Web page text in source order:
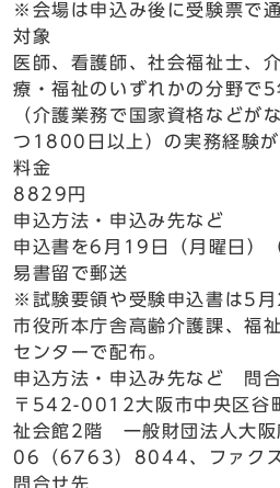
※会場は申込み後に受験票で通
対象
医師、看護師、社会福祉士、
療・福祉のいずれかの分野で
（介護業務で国家資格などが
つ1800日以上）の実務経験
料金
8829円
申込方法・申込み先など
申込書を6月19日（月曜日）
易書留で郵送
※試験要領や受験申込書は5
市役所本庁舎高齢介護課、福
センターで配布。
申込方法・申込み先など 問
〒542-0012大阪市中央区谷
祉会館2階 一般財団法人大
06（6763）8044、ファク
問合せ先